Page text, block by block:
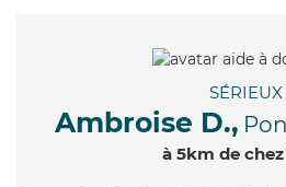
SÉRIEUX
Ambroise D.,
à 5km de